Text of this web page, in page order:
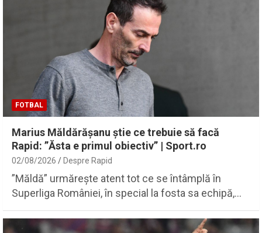
FOTBAL
Marius Măldărășanu știe ce trebuie să facă
Rapid: ”Ăsta e primul obiectiv” | Sport.ro
02/08/2026 Despre Rapid
”Măldă” urmărește atent tot ce se întâmplă în
Superliga României, în special la fosta sa echipă,…